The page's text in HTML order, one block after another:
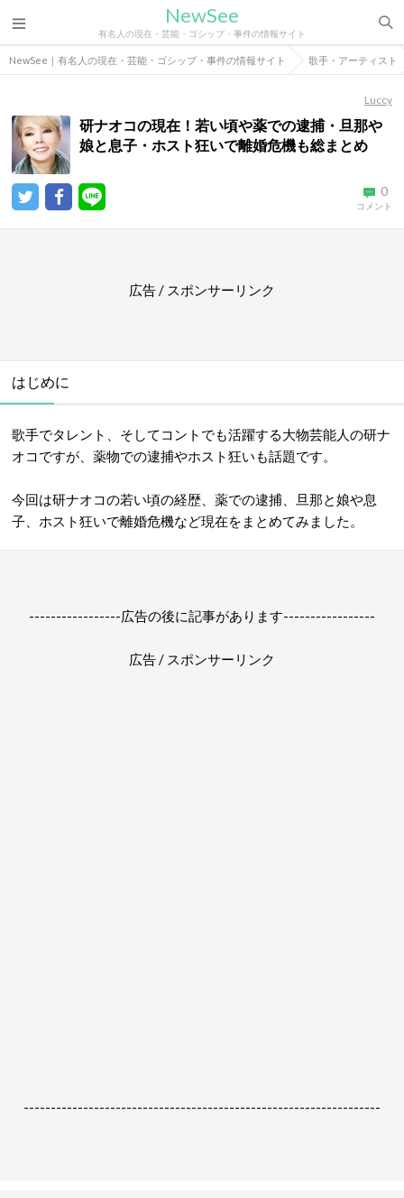
NewSee
有名人の現在・芸能・ゴシップ・事件の情報サイト
NewSee｜有名人の現在・芸能・ゴシップ・事件の情報サイト 歌手・アーティスト
Luccy
研ナオコの現在！若い頃や薬での逮捕・旦那や
娘と息子・ホスト狂いで離婚危機も総まとめ
0
コメント
広告 / スポンサーリンク
はじめに
歌手でタレント、そしてコントでも活躍する大物芸能人の研ナ
オコですが、薬物での逮捕やホスト狂いも話題です。
今回は研ナオコの若い頃の経歴、薬での逮捕、旦那と娘や息
子、ホスト狂いで離婚危機など現在をまとめてみました。
-----------------広告の後に記事があります-----------------
広告 / スポンサーリンク
------------------------------------------------------------------